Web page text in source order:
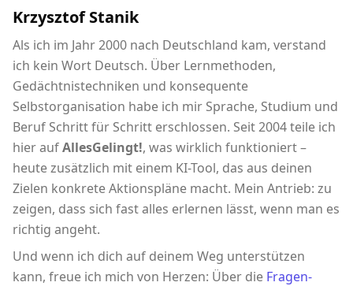
Krzysztof Stanik
Als ich im Jahr 2000 nach Deutschland kam, verstand
ich kein Wort Deutsch. Über Lernmethoden,
Gedächtnistechniken und konsequente
Selbstorganisation habe ich mir Sprache, Studium und
Beruf Schritt für Schritt erschlossen. Seit 2004 teile ich
hier aufAllesGelingt!, was wirklich funktioniert –
heute zusätzlich mit einem KI-Tool, das aus deinen
Zielen konkrete Aktionspläne macht. Mein Antrieb: zu
zeigen, dass sich fast alles erlernen lässt, wenn man es
richtig angeht.
Und wenn ich dich auf deinem Weg unterstützen
kann, freue ich mich von Herzen: Über die Fragen-